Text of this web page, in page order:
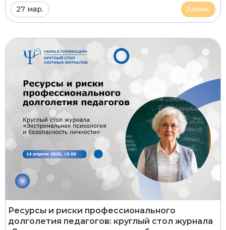
27 мар. Анонс
Ресурсы и риски профессионального
долголетия педагогов: круглый стол журнала